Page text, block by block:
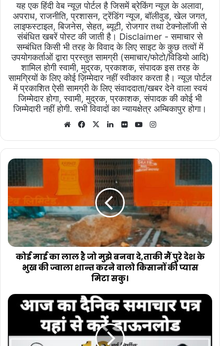
यह एक हिंदी वेब न्यूज़ पोर्टल है जिसमें ब्रेकिंग न्यूज़ के अलावा,
अपराध, राजनीति, प्रशासन, ट्रेंडिंग न्यूज, बॉलीवुड, खेल जगत,
लाइफस्टाइल, बिजनेस, सेहत, ब्यूटी, रोजगार तथा टेक्नोलॉजी से
संबंधित खबरें पोस्ट की जाती है। Disclaimer - समाचार से
सम्बंधित किसी भी तरह के विवाद के लिए साइट के कुछ तत्वों में
उपयोगकर्ताओं द्वारा प्रस्तुत सामग्री (समाचार/फोटो/विडियो आदि)
शामिल होगी स्वामी, मुद्रक, प्रकाशक, संपादक इस तरह के
सामग्रियों के लिए कोई ज़िम्मेदार नहीं स्वीकार करता है। न्यूज़ पोर्टल
में प्रकाशित ऐसी सामग्री के लिए संवाददाता/खबर देने वाला स्वयं
जिम्मेदार होगा, स्वामी, मुद्रक, प्रकाशक, संपादक की कोई भी
जिम्मेदारी नहीं होगी. सभी विवादों का न्यायक्षेत्र अम्बिकापुर होगा।
WebsiteFacebook
X LinkedIn
Flickr YouTube
कोई
का
है
जो
मुझे
बनवा
दे,ताकी
भुख
करने
कोई माई का लाल है जो मुझे बनवा दे,ताकी मैं पुरे देश के
भुख की ज्वाला शान्त करने वालो किसानों की प्यास
मिटा सकु।
भारत
सम्मान
02/06/2023
समाचार